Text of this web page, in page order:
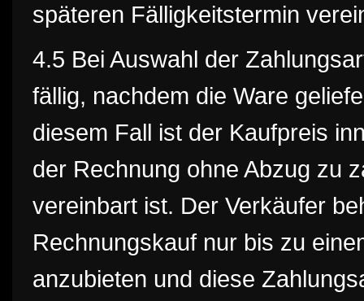
späteren Fälligkeitstermin
4.5 Bei Auswahl der
fällig, nachdem die Ware
diesem Fall ist der Kaufpreis
der Rechnung ohne Abzug zu
vereinbart ist. Der Verkäufer
Rechnungskauf nur bis zu
anzubieten und diese